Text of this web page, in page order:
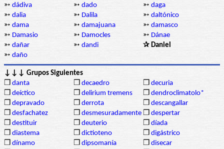
➳ dádiva ➳ dado ➳ daga
➳ dalia ➳ Dalila ➳ daltónico
➳ dama ➳ damajuana ➳ damasco
➳ Damasio ➳ Damocles ➳ Dánae
➳ dañar ➳ dandi
✰ Daniel
➳ daño
↓↓↓ Grupos Siguientes
❒ danta ❒ decaedro ❒ decuria
❒ deíctico ❒ delirium tremens ❒ dendroclimatolo*
❒ depravado ❒ derrota ❒ descangallar
❒ desfachatez ❒ desmesuradamente ❒ despertar
❒ destituir ❒ deuterio ❒ díada
❒ diastema ❒ dictioteno ❒ digástrico
❒ dínamo ❒ dipsomanía ❒ disecar